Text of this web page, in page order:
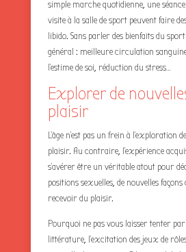
simple marche quotidienne, une
visite à la salle de sport peuvent faire
libido. Sans parler des bienfaits du
général : meilleure circulation
l’estime de soi, réduction du stress…
Explorer de
plaisir
L’âge n’est pas un frein à l’exploration
plaisir. Au contraire, l’expérience
s’avérer être un véritable atout pour
positions sexuelles, de nouvelles façons
recevoir du plaisir.
Pourquoi ne pas vous laisser tenter par
littérature, l’excitation des jeux de